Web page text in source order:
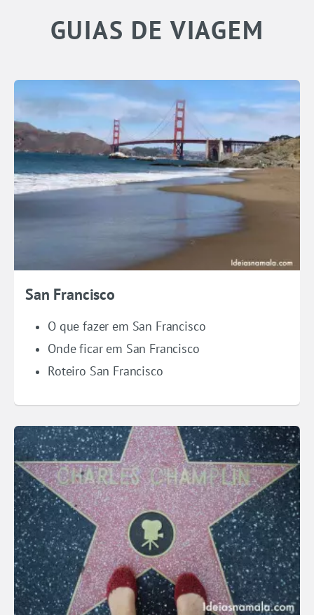
GUIAS DE VIAGEM
San Francisco
O que fazer em San Francisco
Onde ficar em San Francisco
Roteiro San Francisco